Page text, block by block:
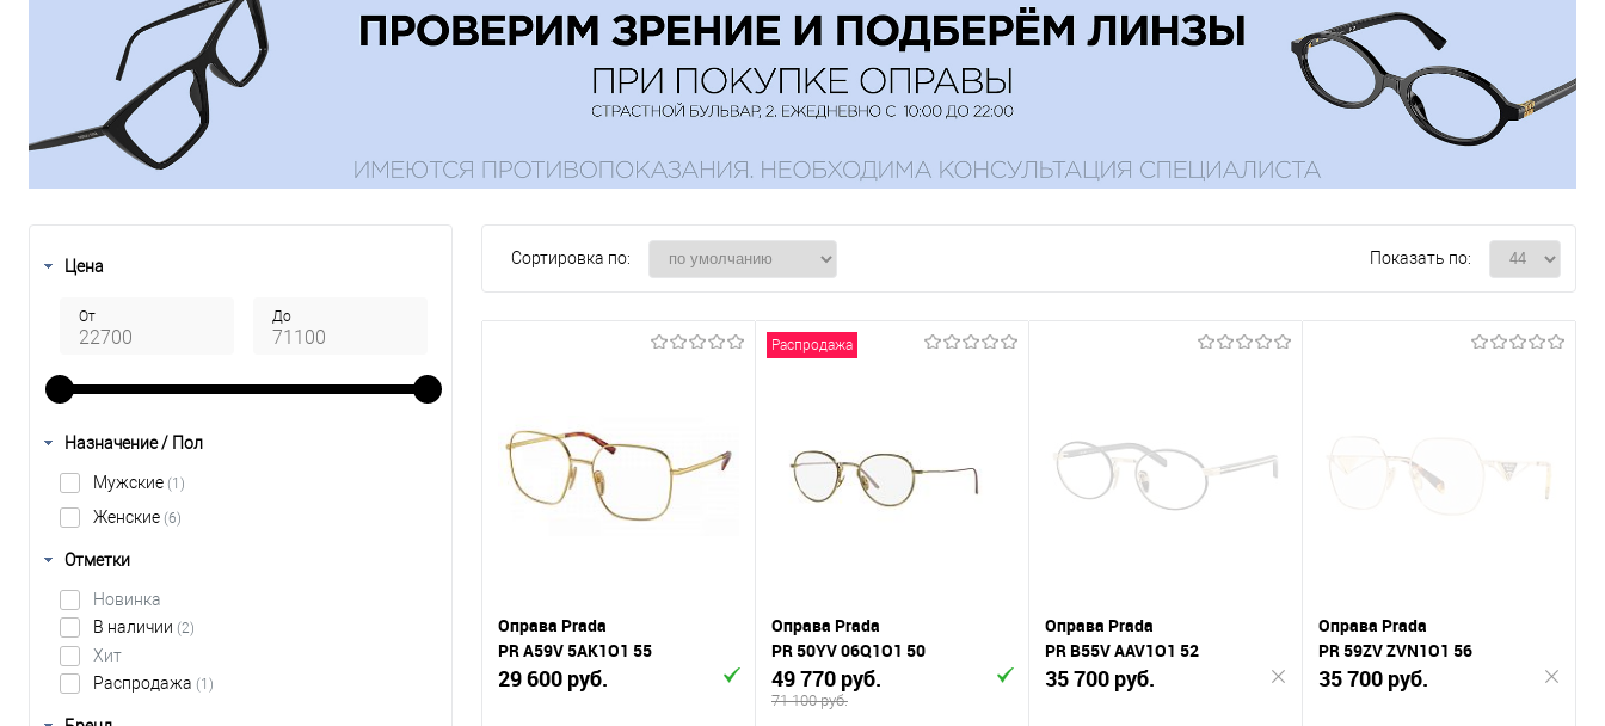
Цена
От До
Назначение / Пол
Мужские (1)
Женские (6)
Отметки
Новинка
В наличии (2)
Хит
Распродажа (1)
Сортировка по: Показать по:
Оправа Prada
PR A59V 5AK1O1 55
29 600 руб.
Распродажа
Оправа Prada
PR 50YV 06Q1O1 50
49 770 руб.
71 100 руб.
Оправа Prada
PR B55V AAV1O1 52
35 700 руб.
Оправа Prada
PR 59ZV ZVN1O1 56
35 700 руб.